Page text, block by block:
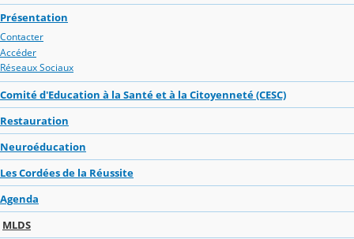
Présentation
Contacter
Accéder
Réseaux Sociaux
Comité d'Education à la Santé et à la Citoyenneté (CESC)
Restauration
Neuroéducation
Les Cordées de la Réussite
Agenda
MLDS